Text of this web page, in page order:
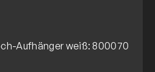
Aufhänger weiß: 800070